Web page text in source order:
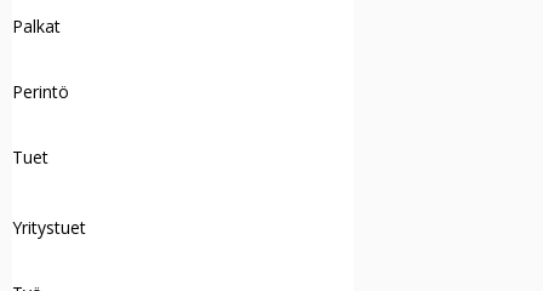
Palkat
Perintö
Tuet
Yritystuet